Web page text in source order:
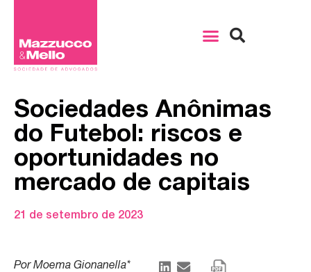
Sociedades Anônimas
do Futebol: riscos e
oportunidades no
mercado de capitais
21 de setembro de 2023
Por Moema Gionanella*